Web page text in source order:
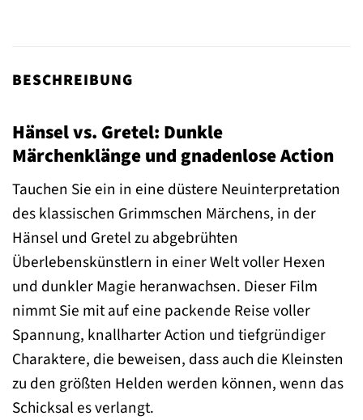
BESCHREIBUNG
Hänsel vs. Gretel: Dunkle
Märchenklänge und gnadenlose Action
Tauchen Sie ein in eine düstere Neuinterpretation
des klassischen Grimmschen Märchens, in der
Hänsel und Gretel zu abgebrühten
Überlebenskünstlern in einer Welt voller Hexen
und dunkler Magie heranwachsen. Dieser Film
nimmt Sie mit auf eine packende Reise voller
Spannung, knallharter Action und tiefgründiger
Charaktere, die beweisen, dass auch die Kleinsten
zu den größten Helden werden können, wenn das
Schicksal es verlangt.